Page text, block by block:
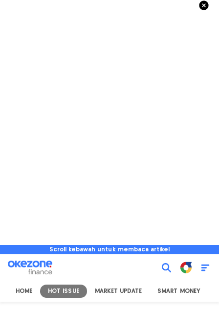
Scroll kebawah untuk membaca artikel
HOME HOT ISSUE MARKET UPDATE SMART MONEY